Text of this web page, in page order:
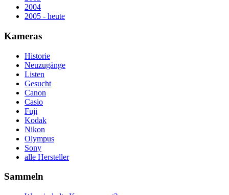
2004
2005 - heute
Kameras
Historie
Neuzugänge
Listen
Gesucht
Canon
Casio
Fuji
Kodak
Nikon
Olympus
Sony
alle Hersteller
Sammeln